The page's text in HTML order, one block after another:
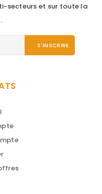
secteurs et sur toute la